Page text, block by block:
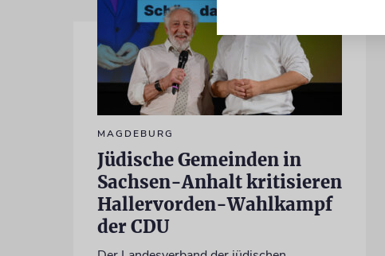
MAGDEBURG
Jüdische Gemeinden in
Sachsen-Anhalt kritisieren
Hallervorden-Wahlkampf
der CDU